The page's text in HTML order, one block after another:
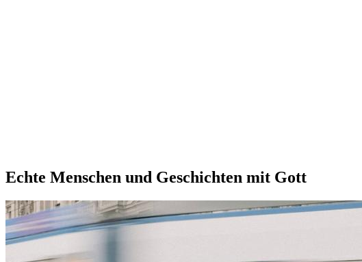
Echte Menschen und Geschichten mit Gott